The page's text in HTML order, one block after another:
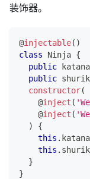
装饰器。
@injectable( )
class
Ninja {
public katana
public
constructor(
@inject (
@inject (
)
{
this . katana
this .
}
}